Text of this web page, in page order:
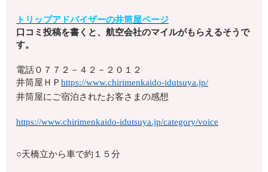
トリップアドバイザーの井筒屋ページ
口コミ投稿を書くと、航空会社のマイルがもらえるそうで
す。
電話０７７２－４２－２０１２
井筒屋ＨＰhttps://www.chirimenkaido-idutsuya.jp/
井筒屋にご宿泊されたお客さまの感想
https://www.chirimenkaido-idutsuya.jp/category/voice
○天橋立から車で約１５分